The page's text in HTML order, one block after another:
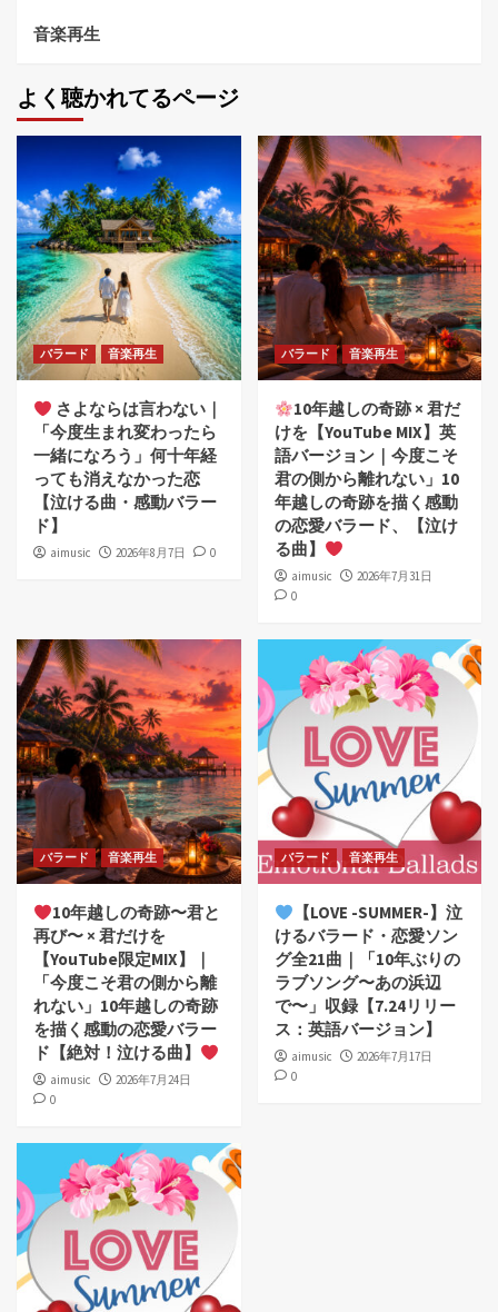
音楽再生
よく聴かれてるページ
バラード 音楽再生
さよならは言わない｜
「今度生まれ変わったら
一緒になろう」何十年経
っても消えなかった恋
【泣ける曲・感動バラー
ド】
aimusic 2026年8月7日 0
バラード 音楽再生
10年越しの奇跡 × 君だ
けを【YouTube MIX】英
語バージョン｜今度こそ
君の側から離れない」10
年越しの奇跡を描く感動
の恋愛バラード、【泣け
る曲】
aimusic
2026年7月31日
0
バラード 音楽再生
10年越しの奇跡〜君と
再び〜 × 君だけを
【YouTube限定MIX】｜
「今度こそ君の側から離
れない」10年越しの奇跡
を描く感動の恋愛バラー
ド【絶対！泣ける曲】
aimusic
2026年7月24日
0
バラード 音楽再生
【LOVE -SUMMER-】泣
けるバラード・恋愛ソン
グ全21曲｜「10年ぶりの
ラブソング〜あの浜辺
で〜」収録【7.24リリー
ス：英語バージョン】
aimusic
2026年7月17日
0